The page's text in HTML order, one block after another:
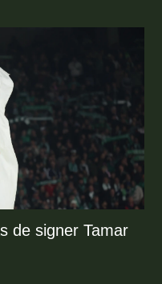
de signer Tamar